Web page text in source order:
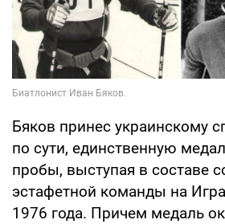
Бяков принес украинскому
по сути, единственную
пробы, выступая в составе
эстафетной команды на
1976 года. Причем медаль